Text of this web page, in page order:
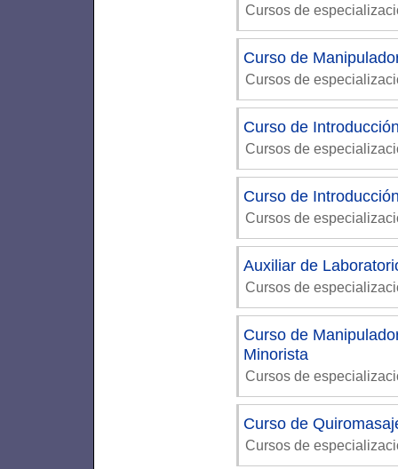
Cursos de
Curso de
Cursos de
Curso de
Cursos de
Curso de
Cursos de
Auxiliar de
Cursos de
Curso de
Minorista
Cursos de
Curso de
Cursos de